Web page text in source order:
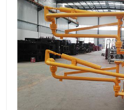
LNG鹤管
平台栈桥
装车鹤管
紧急脱离干式接头
汽车鹤管